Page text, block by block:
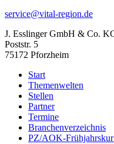
service@vital-region.de
J. Esslinger GmbH & Co.
Poststr. 5
75172 Pforzheim
Start
Themenwelten
Stellen
Partner
Termine
Branchenverzeichnis
PZ/AOK-